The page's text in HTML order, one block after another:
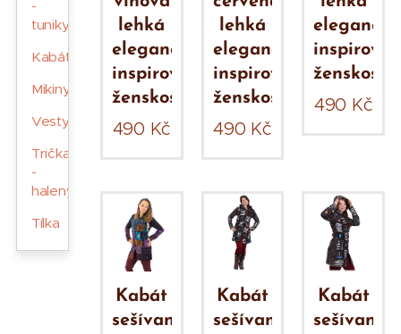
-
tuniky
Kabáty
Mikiny
Vesty
Trička
-
haleny
Tílka
lehká
elegance
inspirovaná
ženskostí
490 Kč
lehká
elegance
inspirovaná
ženskostí
490 Kč
elegance
ženskostí
490 Kč
Kabát
sešívaný
Kabát
sešívaný
Kabát
sešívaný